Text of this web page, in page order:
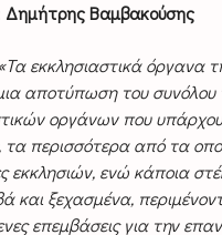
Δημήτρης Βαμβακούσης
εκκλησιαστικά όργανα
αποτύπωση του
οργάνων που
περισσότερα από τα
εκκλησιών, ενώ κάποια
και ξεχασμένα,
επεμβάσεις για την